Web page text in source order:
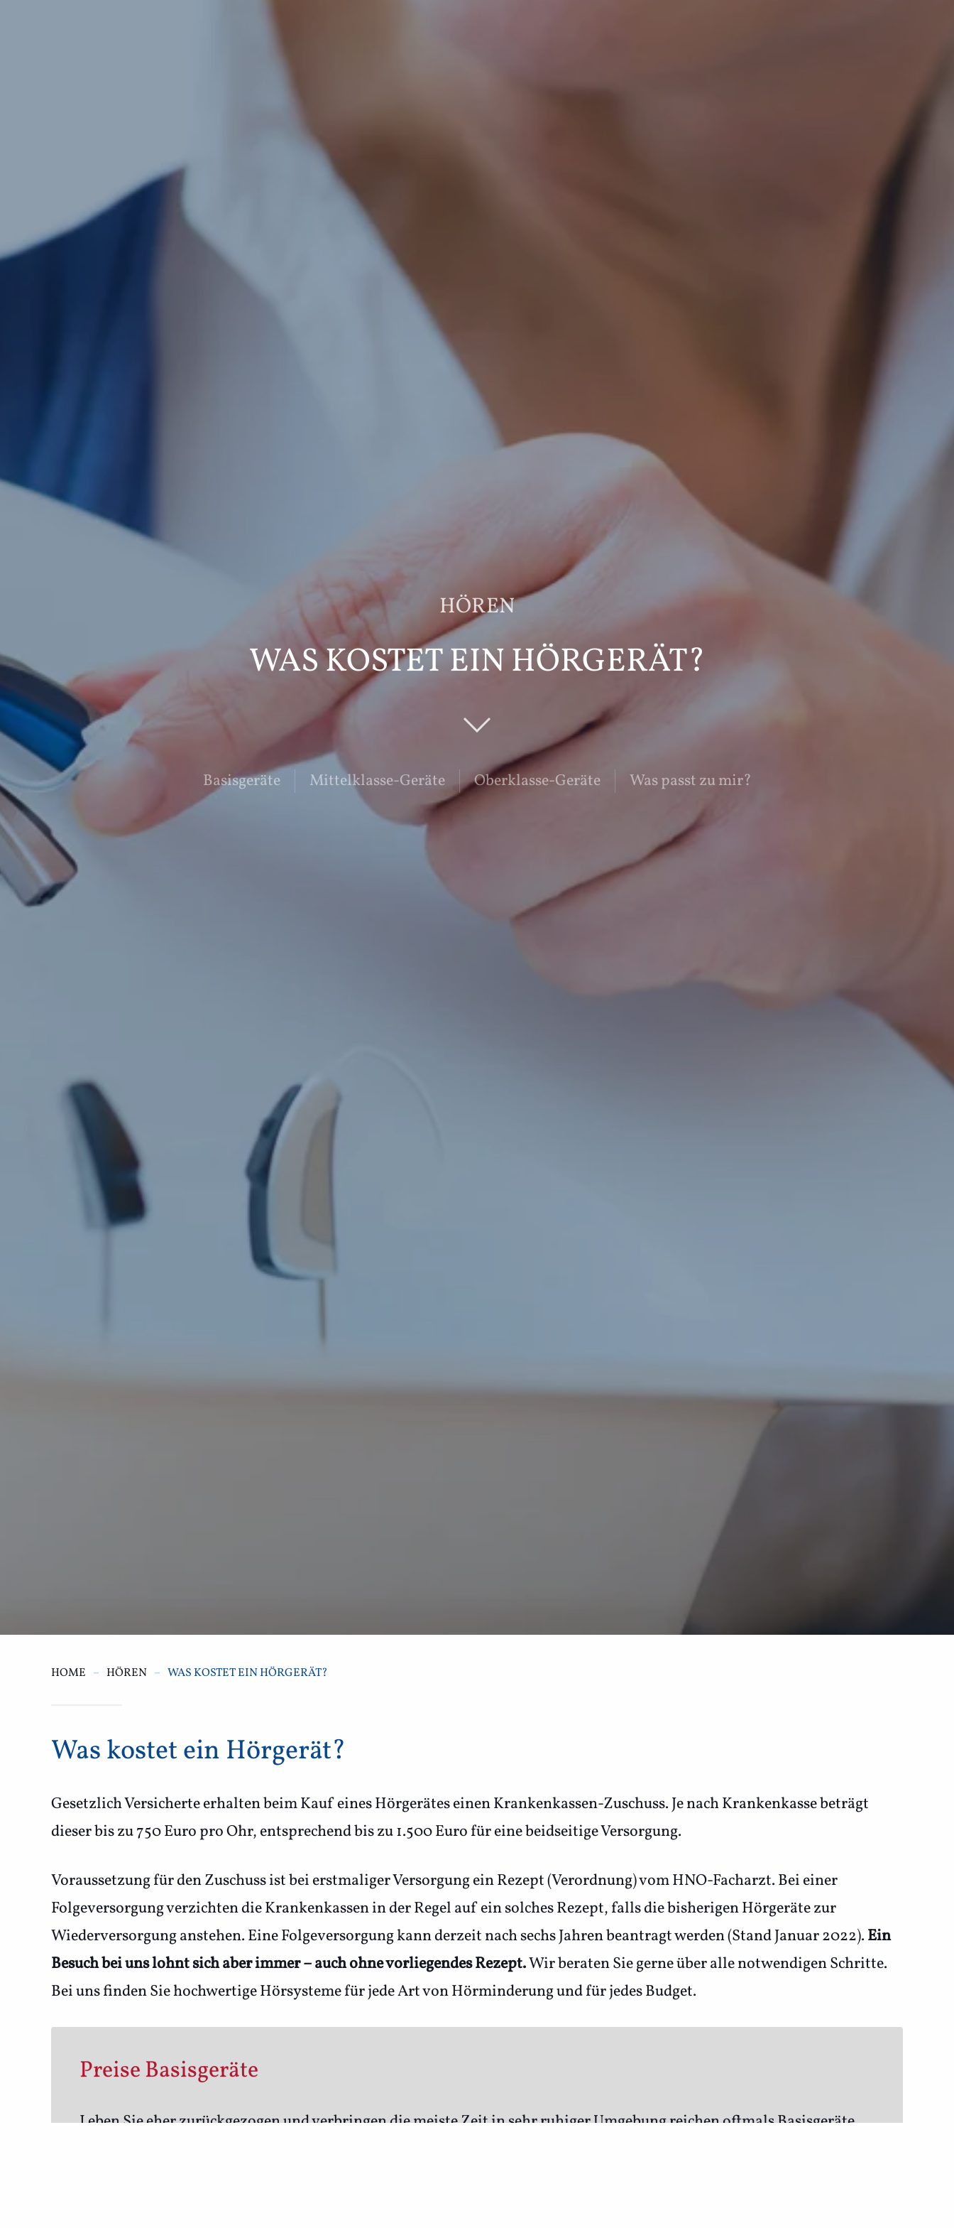
HÖREN
WAS KOSTET EIN HÖRGERÄT?
Basisgeräte Mittelklasse-Geräte Oberklasse-Geräte Was passt zu mir?
HOME HÖREN WAS KOSTET EIN HÖRGERÄT?
Was kostet ein Hörgerät?
Gesetzlich Versicherte erhalten beim Kauf eines Hörgerätes einen Krankenkassen-Zuschuss. Je nach Krankenkasse beträgt
dieser bis zu 750 Euro pro Ohr, entsprechend bis zu 1.500 Euro für eine beidseitige Versorgung.
Voraussetzung für den Zuschuss ist bei erstmaliger Versorgung ein Rezept (Verordnung) vom HNO-Facharzt. Bei einer
Folgeversorgung verzichten die Krankenkassen in der Regel auf ein solches Rezept, falls die bisherigen Hörgeräte zur
Wiederversorgung anstehen. Eine Folgeversorgung kann derzeit nach sechs Jahren beantragt werden (Stand Januar 2022).Ein
Besuch bei uns lohnt sich aber immer – auch ohne vorliegendes Rezept.Wir beraten Sie gerne über alle notwendigen Schritte.
Bei uns finden Sie hochwertige Hörsysteme für jede Art von Hörminderung und für jedes Budget.
Preise Basisgeräte
Leben Sie eher zurückgezogen und verbringen die meiste Zeit in sehr ruhiger Umgebung reichen oftmals Basisgeräte